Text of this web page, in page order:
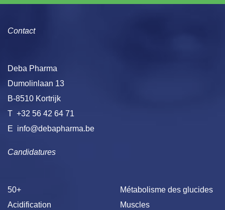
Candidatures
50+
Acidification
Métabolisme des glucides
Muscles
Contact
Deba Pharma
Dumolinlaan 13
B-8510 Kortrijk
T +32 56 42 64 71
E info@debapharma.be